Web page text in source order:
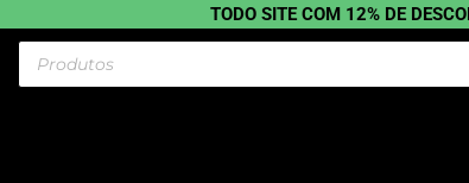
TODO SITE COM 12% DE
Pesquisar
produtos